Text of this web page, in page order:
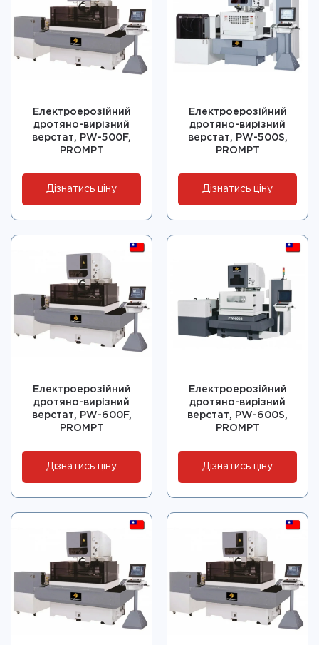
Електроерозійний
дротяно-вирізний
верстат, PW-500F,
PROMPT
Дізнатись ціну
Електроерозійний
дротяно-вирізний
верстат, PW-500S,
PROMPT
Дізнатись ціну
Електроерозійний
дротяно-вирізний
верстат, PW-600F,
PROMPT
Дізнатись ціну
Електроерозійний
дротяно-вирізний
верстат, PW-600S,
PROMPT
Дізнатись ціну